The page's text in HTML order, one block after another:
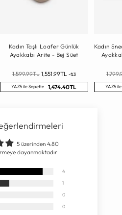
Kadın Taşlı Loafer Günlük
Ayakkabı Arite - Bej Süet
Normal
Fiyat
1,599.99TL 1,551.99TL -%3
YAZ5 ile Sepette 1,474.40TL
Kadın
Fiyat
YAZ5
5 üzerinden 4.80
dayanmaktadır
4
1
0
0